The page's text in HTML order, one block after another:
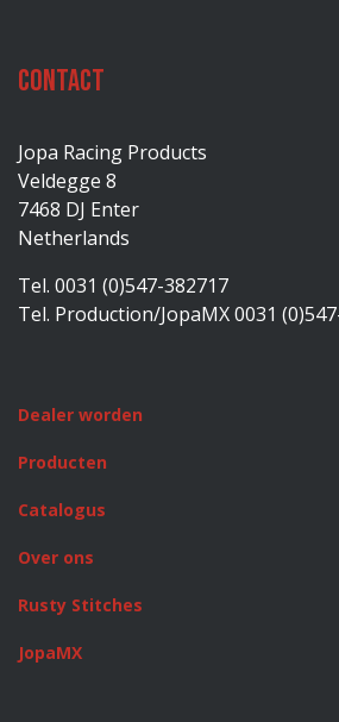
Contact
Jopa Racing Products
Veldegge 8
7468 DJ Enter
Netherlands
Tel. 0031 (0)547-382717
Tel. Production/JopaMX 0031
Dealer worden
Producten
Catalogus
Over ons
Rusty Stitches
JopaMX